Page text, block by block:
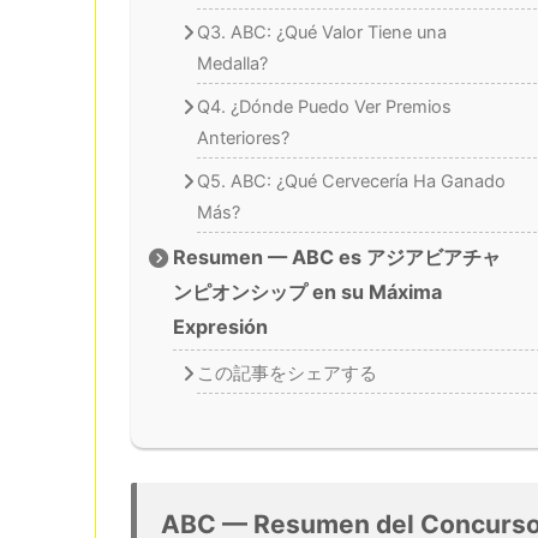
Q3. ABC: ¿Qué Valor Tiene una
Medalla?
Q4. ¿Dónde Puedo Ver Premios
Anteriores?
Q5. ABC: ¿Qué Cervecería Ha Ganado
Más?
Resumen — ABC es アジアビアチャ
ンピオンシップ en su Máxima
Expresión
この記事をシェアする
ABC — Resumen del